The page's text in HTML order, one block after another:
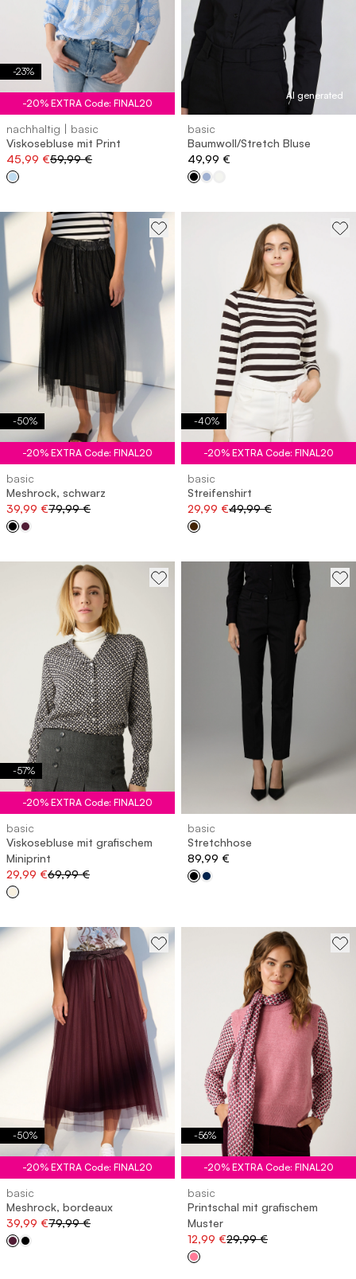
-23%
-20% EXTRA Code: FINAL20
nachhaltig | basic
Viskosebluse mit Print
45,99 €59,99 €
AI generated
basic
Baumwoll/Stretch Bluse
49,99 €
-50%
-20% EXTRA Code: FINAL20
basic
Meshrock, schwarz
39,99 €79,99 €
-40%
-20% EXTRA Code: FINAL20
basic
Streifenshirt
29,99 €49,99 €
-57%
-20% EXTRA Code: FINAL20
basic
Viskosebluse mit grafischem
Miniprint
29,99 €69,99 €
basic
Stretchhose
89,99 €
-50%
-20% EXTRA Code: FINAL20
basic
Meshrock, bordeaux
39,99 €79,99 €
-56%
-20% EXTRA Code: FINAL20
basic
Printschal mit grafischem
Muster
12,99 €29,99 €